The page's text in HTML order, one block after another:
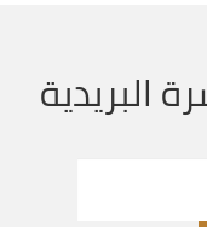
البريدية